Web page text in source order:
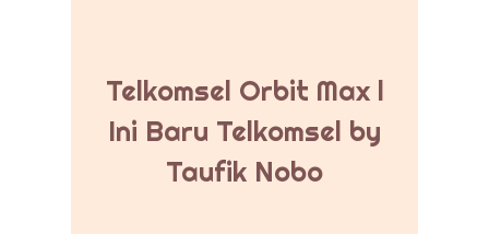
Telkomsel Orbit Max l
Ini Baru Telkomsel by
Taufik Nobo